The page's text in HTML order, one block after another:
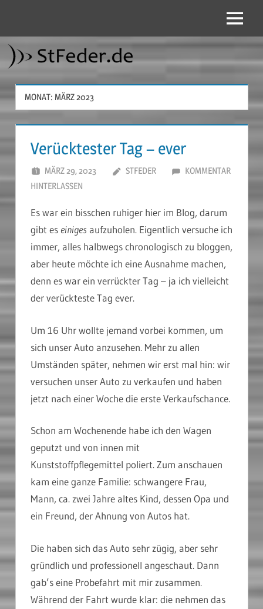
springen
Menü
MONAT: MÄRZ 2023
Verücktester Tag – ever
MÄRZ 29, 2023 STFEDER
KOMMENTAR
HINTERLASSEN
Es war ein bisschen ruhiger hier im Blog, darum
gibt es einiges aufzuholen. Eigentlich versuche ich
immer, alles halbwegs chronologisch zu bloggen,
aber heute möchte ich eine Ausnahme machen,
denn es war ein verrückter Tag – ja ich vielleicht
der verückteste Tag ever.
Um 16 Uhr wollte jemand vorbei kommen, um
sich unser Auto anzusehen. Mehr zu allen
Umständen später, nehmen wir erst mal hin: wir
versuchen unser Auto zu verkaufen und haben
jetzt nach einer Woche die erste Verkaufschance.
Schon am Wochenende habe ich den Wagen
geputzt und von innen mit
Kunststoffpflegemittel poliert. Zum anschauen
kam eine ganze Familie: schwangere Frau,
Mann, ca. zwei Jahre altes Kind, dessen Opa und
ein Freund, der Ahnung von Autos hat.
Die haben sich das Auto sehr zügig, aber sehr
gründlich und professionell angeschaut. Dann
gab’s eine Probefahrt mit mir zusammen.
Während der Fahrt wurde klar: die nehmen das